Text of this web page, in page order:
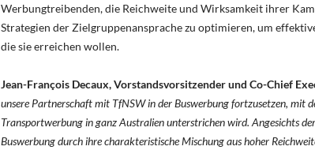
Werbungtreibenden, die Reichweite und Wirksamkeit ihrer
Strategien der Zielgruppenansprache zu optimieren, um
die sie erreichen wollen.
Jean-François Decaux, Vorstandsvorsitzender und Co-Chief
unsere Partnerschaft mit TfNSW in der Buswerbung fortzusetzen, mit
Transportwerbung in ganz Australien unterstrichen wird. Angesichts
Buswerbung durch ihre charakteristische Mischung aus hoher